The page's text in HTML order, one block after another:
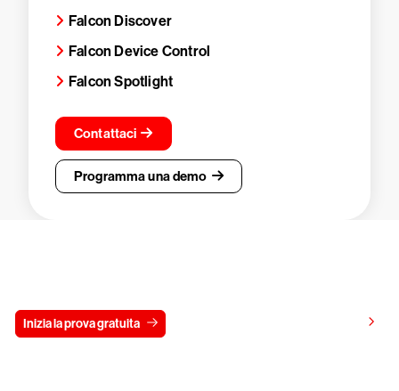
Falcon Discover
Falcon Device Control
Falcon Spotlight
Contattaci
Programma una demo
Inizia la prova gratuita